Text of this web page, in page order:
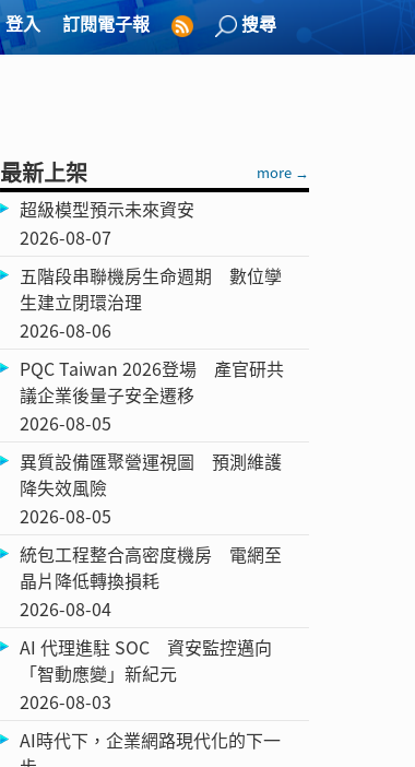
登入 訂閱電子報 搜尋
最新上架 more →
超級模型預示未來資安
2026-08-07
五階段串聯機房生命週期 數位孿
生建立閉環治理
2026-08-06
PQC Taiwan 2026登場 產官研共
議企業後量子安全遷移
2026-08-05
異質設備匯聚營運視圖 預測維護
降失效風險
2026-08-05
統包工程整合高密度機房 電網至
晶片降低轉換損耗
2026-08-04
AI 代理進駐 SOC 資安監控邁向
「智動應變」新紀元
2026-08-03
AI時代下，企業網路現代化的下一